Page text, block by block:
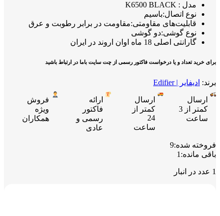
مدل : K6500 BLACK
نوع اتصال:باسیم
قابلیت‌های مقاومتی:مقاومت در برابر رطوبت و عرق
نوع گوشی:دو گوشی
گارانتی اصلی 18 ماه اوان اروند در ایران
برای خرید تعداد و یا درخواست فاکتور رسمی از چت سایت باما در ارتباط باشید
برند: ادیفایر | Edifier
ارسال
کمتر از 3
ساعت
ارسال
کمتر از
24
ساعت
ارائه
فاکتور
رسمی و
عادی
فروش
ویژه
همکاران
فروخته شده:9
باقی مانده: 1
1 عدد در انبار